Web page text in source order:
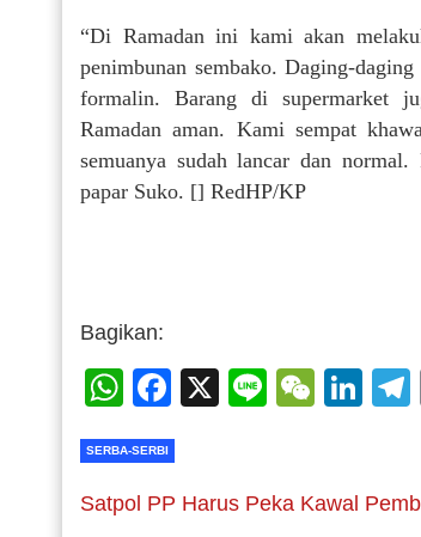
“Di Ramadan ini kami akan
penimbunan sembako. Daging-
formalin. Barang di supermarket
Ramadan aman. Kami sempat
semuanya sudah lancar dan
papar Suko. [] RedHP/KP
Bagikan:
WhatsApp
Facebook
X Line
SERBA-SERBI
Satpol PP Harus Peka Kawal